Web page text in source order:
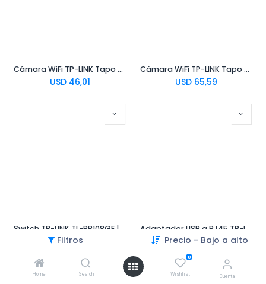
Filtros Precio - Bajo a alto
Home Search
0
Wishlist Cuenta
Cámara WiFi TP-LINK Tapo C310 | UHD, Visión Nocturna, Exterior
USD 46,01
Cámara WiFi TP-LINK Tapo C245D | QHD, Rotatoria, Visión Nocturna, Interior
USD 65,59
USD42,35 USD 8,19